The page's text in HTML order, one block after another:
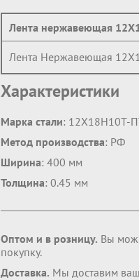
Лента нержавеющая
Лента Нержавеющая
Характеристики
Марка стали: 12Х18Н10Т-
Метод производства: РФ
Ширина: 400 мм
Толщина: 0.45 мм
Оптом и в розницу. Вы
покупку.
Доставка. Мы доставим